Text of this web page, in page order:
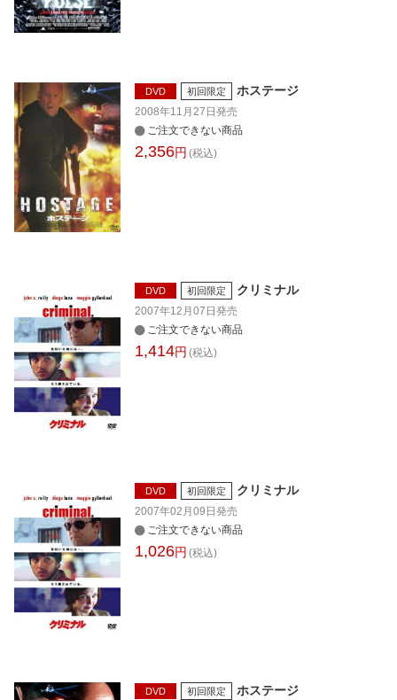
DVD 初回限定 ホステージ
2008年11月27日 発売
ご注文できない商品
2,356円 (税込)
DVD 初回限定 クリミナル
2007年12月07日 発売
ご注文できない商品
1,414円 (税込)
DVD 初回限定 クリミナル
2007年02月09日発売
ご注文できない商品
1,026円 (税込)
DVD 初回限定 ホステージ